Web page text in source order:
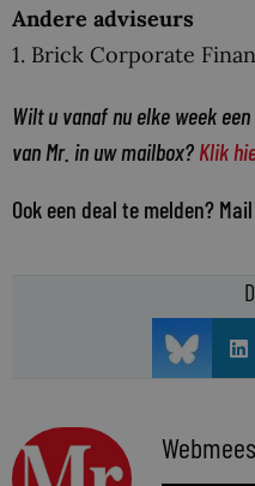
Andere adviseurs
1. Brick Corporate
Wilt u vanaf nu elke week
van Mr. in uw mailbox? Klik
Ook een deal te melden?